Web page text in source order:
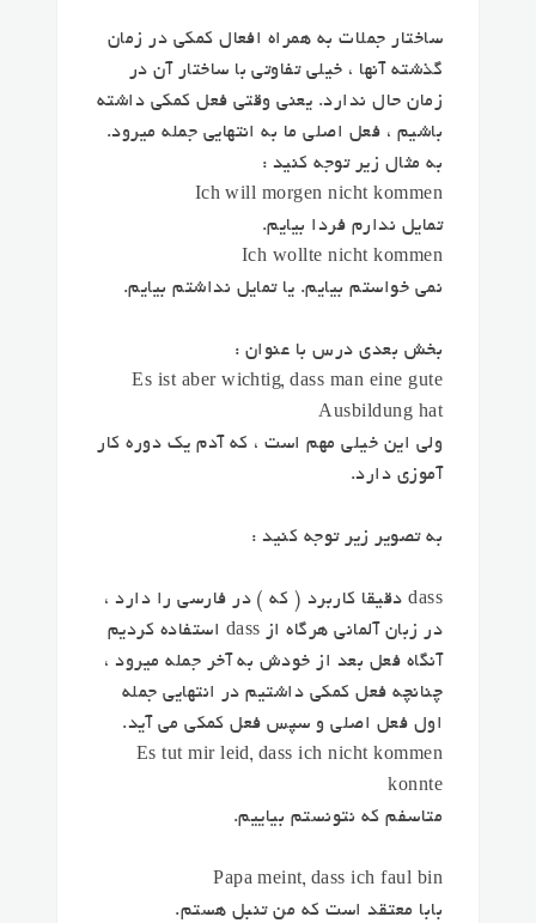
ساختار جملات به همراه افعال کمکی در زمان
گذشته آنها ، خیلی تفاوتی با ساختار آن در
زمان حال ندارد. یعنی وقتی فعل کمکی داشته
باشیم ، فعل اصلی ما به انتهایی جمله میرود.
به مثال زیر توجه کنید :
Ich will morgen nicht kommen
تمایل ندارم فردا بیایم.
Ich wollte nicht kommen
نمی خواستم بیایم. یا تمایل نداشتم بیایم.
بخش بعدی درس با عنوان :
Es ist aber wichtig, dass man eine gute
Ausbildung hat
ولی این خیلی مهم است ، که آدم یک دوره کار
آموزی دارد.
به تصویر زیر توجه کنید :
dass دقیقا کاربرد ( که ) در فارسی را دارد ،
در زبان آلمانی هرگاه از dass استفاده کردیم
آنگاه فعل بعد از خودش به آخر جمله میرود ،
چنانچه فعل کمکی داشتیم در انتهایی جمله
اول فعل اصلی و سپس فعل کمکی می آید.
Es tut mir leid, dass ich nicht kommen
konnte
متاسفم که نتونستم بیاییم.
Papa meint, dass ich faul bin
بابا معتقد است که من تنبل هستم.